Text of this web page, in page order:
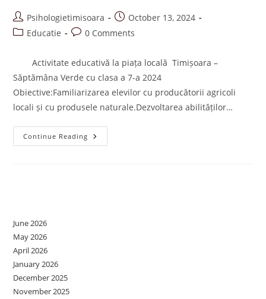
Post
author:
Psihologietimisoara
Post
published:
October 13, 2024
PostEducatie
Post0 Comments
Activitate educativă la piața locală Timișoara –
Săptămâna Verde cu clasa a 7-a 2024
Obiective:Familiarizarea elevilor cu producătorii agricoli
locali și cu produsele naturale.Dezvoltarea abilităților…
Continue Reading SĂPTĂMÂNA
VERDE-
June 2026
May 2026
April 2026
January 2026
December 2025
November 2025